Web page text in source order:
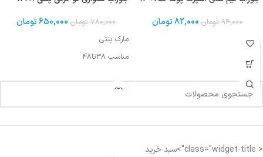
94,000 تومان 82,000تومان 780,000 تومان650,000تومان
مارک پنتی
مناسب 38تا48
< class="widget-title">سبد خرید